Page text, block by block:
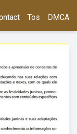
Tos DMCA